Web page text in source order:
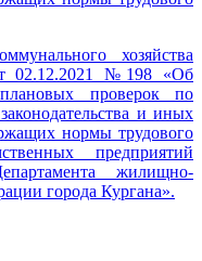
хозяйства
02.12.2021 №198 «Об
проверок по
и иных
нормы трудового
предприятий
жилищно-
города Кургана».